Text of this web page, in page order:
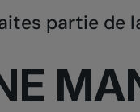
partie de